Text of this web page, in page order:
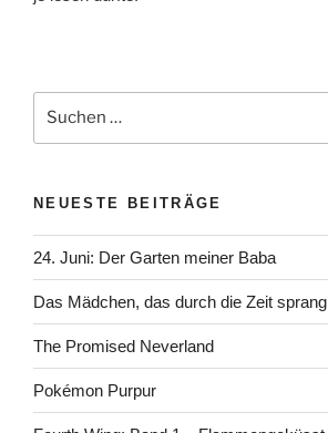
nach:
NEUESTE BEITRÄGE
24. Juni: Der Garten meiner Baba
Das Mädchen, das durch die Zeit sprang
The Promised Neverland
Pokémon Purpur